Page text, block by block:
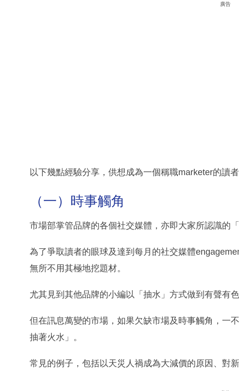
廣告
以下幾點經驗分享，供想成為一個稱職marketer的讀者
（一）時事觸角
市場部掌管品牌的各個社交媒體，亦即大家所認識的「
為了爭取讀者的眼球及達到每月的社交媒體
無所不用其極地挖題材。
尤其見到其他品牌的小編以「抽水」方式做到有聲有
但在訊息萬變的市場，如果欠缺市場及時事觸角，一
抽著火水」。
常見的例子，包括以天災人禍成為大減價的原因、對